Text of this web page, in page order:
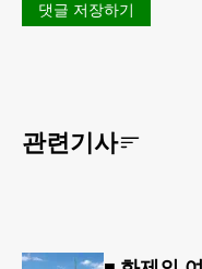
댓글 저장하기
관련기사